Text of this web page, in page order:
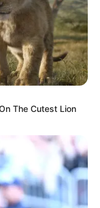
by Love
Forward
The Cutest Lion